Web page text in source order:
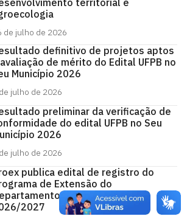
territorial e
de julho de 2026
definitivo de projetos aptos
de mérito do Edital UFPB no
Município 2026
julho de 2026
preliminar da verificação de
do edital UFPB no Seu
2026
julho de 2026
publica edital de registro do
de Extensão do
de Música para
2027